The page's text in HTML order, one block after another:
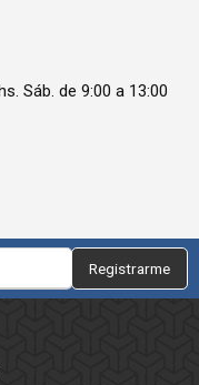
Sáb. de 9:00 a 13:00
Registrarme